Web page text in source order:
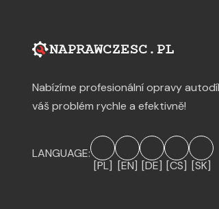
Nabízíme profesionální opravy
váš problém rychle a efektivně!
LANGUAGE:
[PL] [EN] [DE] [CS] [SK]